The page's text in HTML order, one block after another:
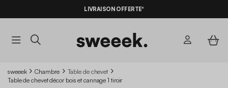
BONS PLANS* AVEC LECODE SUMMER10
LIVRAISON OFFERTE*
sweeek Chambre
Table de chevet
Table de chevet décor bois et cannage 1 tiroir